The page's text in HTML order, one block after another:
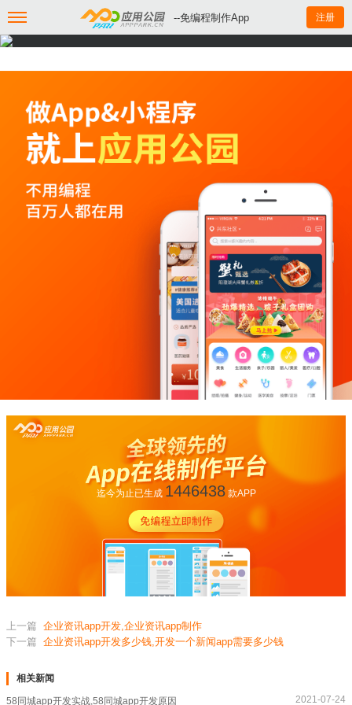
--免编程制作App 注册
迄今为止已生成 1446438款APP
上一篇 企业资讯app开发,企业资讯app制作
下一篇 企业资讯app开发多少钱,开发一个新闻app需要多少钱
相关新闻
58同城app开发实战,58同城app开发原因 2021-07-24